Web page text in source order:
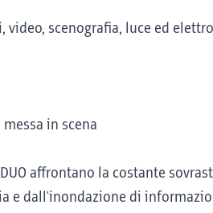
scenografia, luce ed
in scena
affrontano la costante
e dall'inondazione di